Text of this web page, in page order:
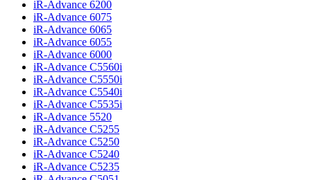
iR-Advance 6200
iR-Advance 6075
iR-Advance 6065
iR-Advance 6055
iR-Advance 6000
iR-Advance C5560i
iR-Advance C5550i
iR-Advance C5540i
iR-Advance C5535i
iR-Advance 5520
iR-Advance C5255
iR-Advance C5250
iR-Advance C5240
iR-Advance C5235